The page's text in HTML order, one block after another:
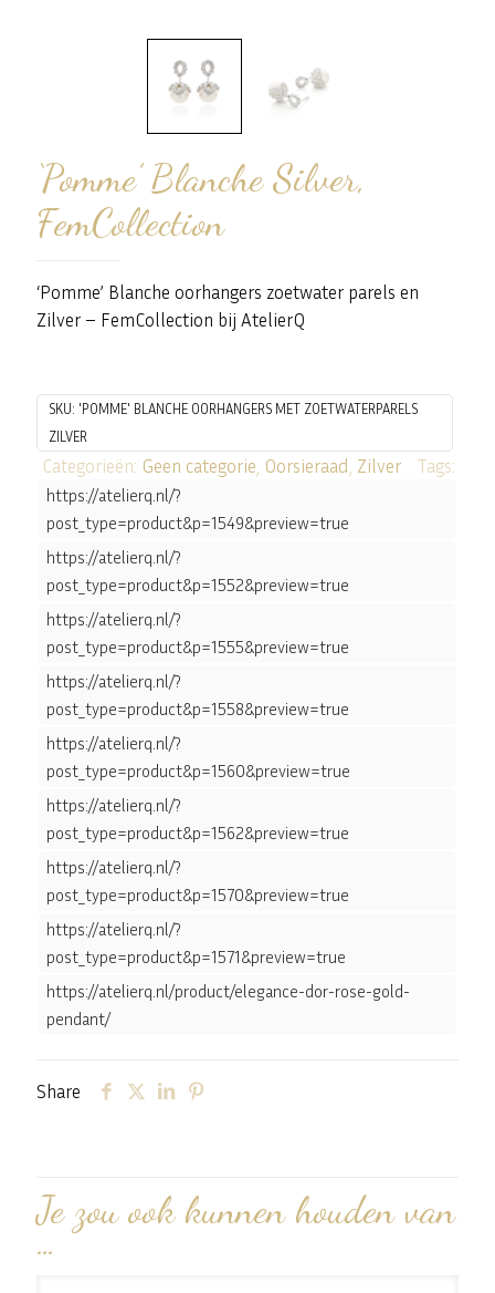
‘Pomme’ Blanche Silver,
FemCollection
‘Pomme’ Blanche oorhangers zoetwater parels en
Zilver – FemCollection bij AtelierQ
SKU: 'POMME' BLANCHE OORHANGERS MET ZOETWATERPARELS
ZILVER
Categorieën: Geen categorie Oorsieraad Zilver Tags:
https://atelierq.nl/?
post_type=product&p=1549&preview=true
https://atelierq.nl/?
post_type=product&p=1552&preview=true
https://atelierq.nl/?
post_type=product&p=1555&preview=true
https://atelierq.nl/?
post_type=product&p=1558&preview=true
https://atelierq.nl/?
post_type=product&p=1560&preview=true
https://atelierq.nl/?
post_type=product&p=1562&preview=true
https://atelierq.nl/?
post_type=product&p=1570&preview=true
https://atelierq.nl/?
post_type=product&p=1571&preview=true
https://atelierq.nl/product/elegance-dor-rose-gold-
pendant/
Share
Je zou ook kunnen houden van
…